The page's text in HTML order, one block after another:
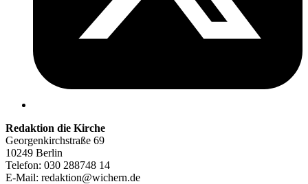
Redaktion die Kirche
Georgenkirchstraße 69
10249 Berlin
Telefon: 030 288748 14
E-Mail: redaktion@wichern.de